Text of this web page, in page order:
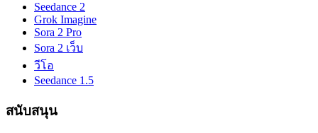
Seedance 2
Grok Imagine
Sora 2 Pro
Sora 2 เว็บ
วีโอ
Seedance 1.5
สนับสนุน